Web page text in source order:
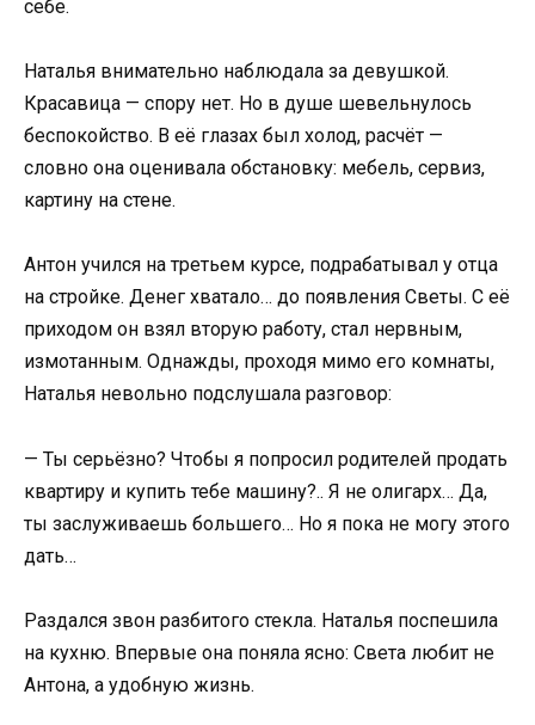
себе.
Наталья внимательно наблюдала за девушкой.
Красавица — спору нет. Но в душе шевельнулось
беспокойство. В её глазах был холод, расчёт —
словно она оценивала обстановку: мебель, сервиз,
картину на стене.
Антон учился на третьем курсе, подрабатывал у отца
на стройке. Денег хватало… до появления Светы. С её
приходом он взял вторую работу, стал нервным,
измотанным. Однажды, проходя мимо его комнаты,
Наталья невольно подслушала разговор:
— Ты серьёзно? Чтобы я попросил родителей продать
квартиру и купить тебе машину?.. Я не олигарх… Да,
ты заслуживаешь большего… Но я пока не могу этого
дать…
Раздался звон разбитого стекла. Наталья поспешила
на кухню. Впервые она поняла ясно: Света любит не
Антона, а удобную жизнь.